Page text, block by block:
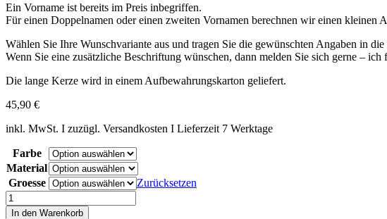
Ein Vorname ist bereits im Preis inbegriffen.
Für einen Doppelnamen oder einen zweiten Vornamen berechnen wir einen
Wählen Sie Ihre Wunschvariante aus und tragen Sie die gewünschten Angaben in die
Wenn Sie eine zusätzliche Beschriftung wünschen, dann melden Sie sich gerne – ich
Die lange Kerze wird in einem Aufbewahrungskarton geliefert.
45,90 €
inkl. MwSt. I zuzügl. Versandkosten I Lieferzeit 7 Werktage
Farbe
Material
Groesse
Zurücksetzen
Taufkerze
Fische
In den Warenkorb